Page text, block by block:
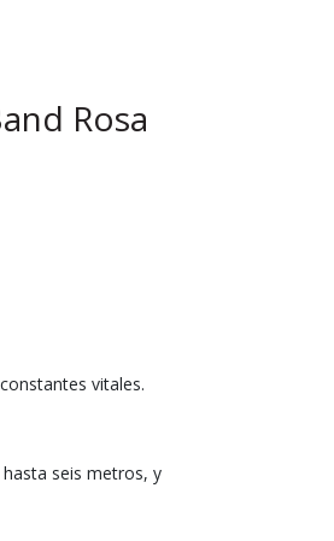
Rosa
vitales.
seis metros, y